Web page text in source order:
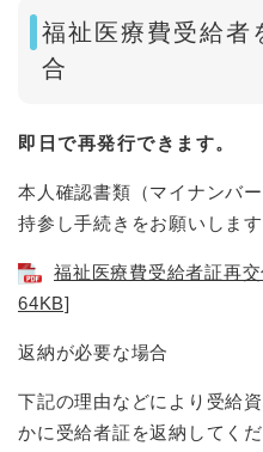
福祉医療費受給者
合
即日で再発行できます。
本人確認書類（マイナンバ
持参し手続きをお願いします
福祉医療費受給者証再
64KB]
返納が必要な場合
下記の理由などにより受給
かに受給者証を返納してくだ